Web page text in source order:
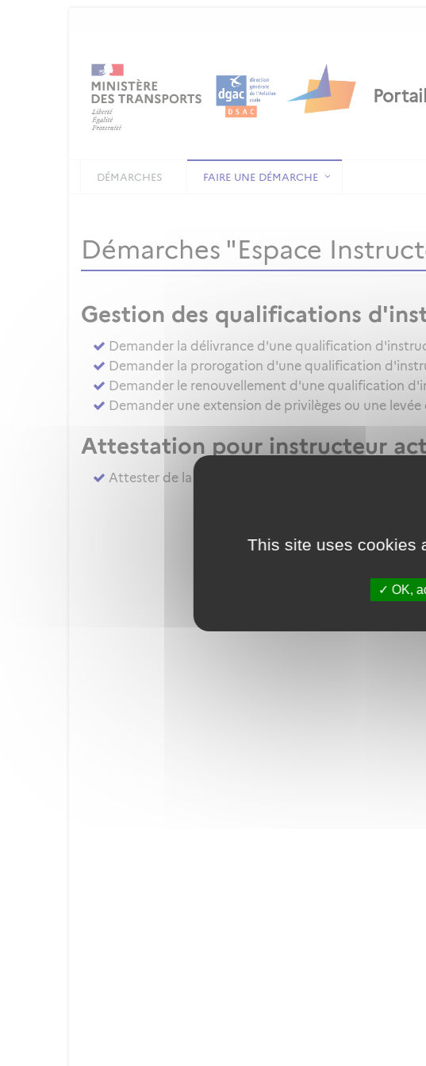
This site uses cookies
OK,
DÉMARCHES FAIRE UNE DÉMARCHE
Démarches "Espace
Gestion des qualifications
Demander la délivrance d'une qualification
Demander la prorogation d'une qualification
Demander le renouvellement d'une qualification
Demander une extension de privilèges ou une
Attestation pour instructeur
Attester de la réalisation du complément VHL